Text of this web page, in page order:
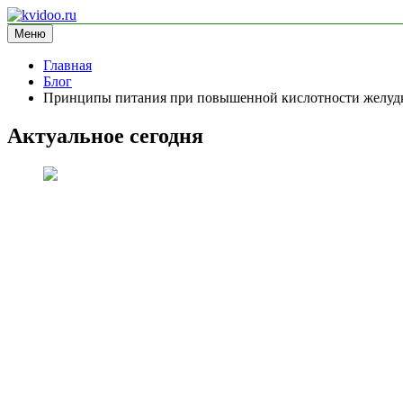
Перейти
к
содержимому
kvidoo.ru
блог про здоровье
Меню
Главная
Блог
Принципы питания при повышенной кислотности
Актуальное сегодня